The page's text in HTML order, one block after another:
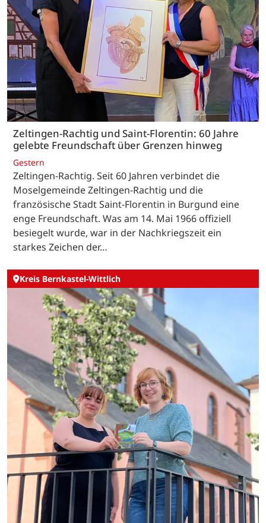
Zeltingen-Rachtig und Saint-Florentin: 60 Jahre
gelebte Freundschaft über Grenzen hinweg
Gestern
Zeltingen-Rachtig. Seit 60 Jahren verbindet die
Moselgemeinde Zeltingen-Rachtig und die
französische Stadt Saint-Florentin in Burgund eine
enge Freundschaft. Was am 14. Mai 1966 offiziell
besiegelt wurde, war in der Nachkriegszeit ein
starkes Zeichen der…
Kreis Bernkastel-Wittlich